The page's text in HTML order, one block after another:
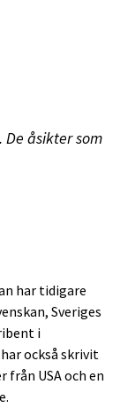
åsikter som
har tidigare
Sveriges
i
också skrivit
USA och en